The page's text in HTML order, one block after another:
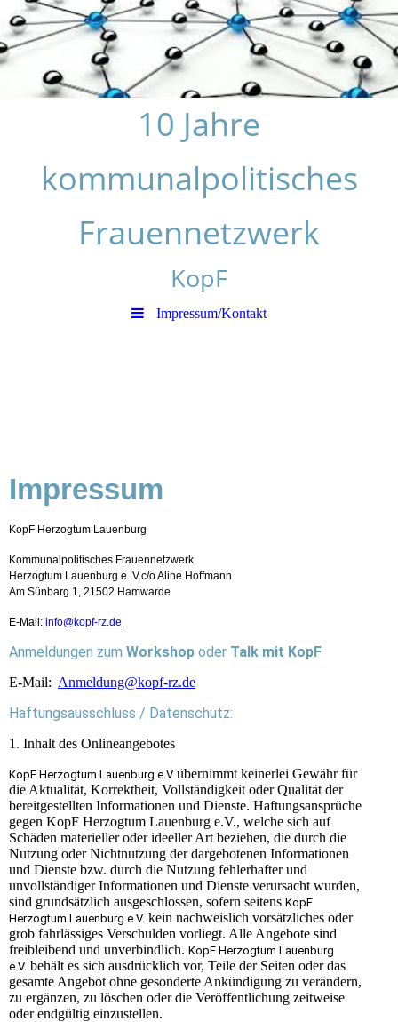
10 Jahre
kommunalpolitisches
Frauennetzwerk
KopF
Impressum/Kontakt
Impressum
KopF Herzogtum Lauenburg
Kommunalpolitisches Frauennetzwerk
Herzogtum Lauenburg e. V.c/o Aline Hoffmann
Am Sünbarg 1, 21502 Hamwarde
E-Mail: info@kopf-rz.de
Anmeldungen zum Workshop oder Talk mit KopF
E-Mail: Anmeldung@kopf-rz.de
Haftungsausschluss / Datenschutz:
1. Inhalt des Onlineangebotes
KopF Herzogtum Lauenburg e.V übernimmt keinerlei Gewähr für
die Aktualität, Korrektheit, Vollständigkeit oder Qualität der
bereitgestellten Informationen und Dienste. Haftungsansprüche
gegen KopF Herzogtum Lauenburg e.V., welche sich auf
Schäden materieller oder ideeller Art beziehen, die durch die
Nutzung oder Nichtnutzung der dargebotenen Informationen
und Dienste bzw. durch die Nutzung fehlerhafter und
unvollständiger Informationen und Dienste verursacht wurden,
sind grundsätzlich ausgeschlossen, sofern seitens KopF
Herzogtum Lauenburg e.V. kein nachweislich vorsätzliches oder
grob fahrlässiges Verschulden vorliegt. Alle Angebote sind
freibleibend und unverbindlich. KopF Herzogtum Lauenburg
e.V. behält es sich ausdrücklich vor, Teile der Seiten oder das
gesamte Angebot ohne gesonderte Ankündigung zu verändern,
zu ergänzen, zu löschen oder die Veröffentlichung zeitweise
oder endgültig einzustellen.